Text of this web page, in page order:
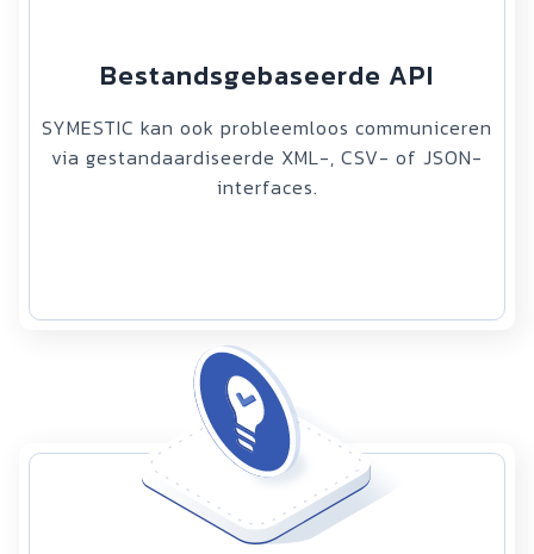
Bestandsgebaseerde API
SYMESTIC kan ook probleemloos communiceren
via gestandaardiseerde XML-, CSV- of JSON-
interfaces.